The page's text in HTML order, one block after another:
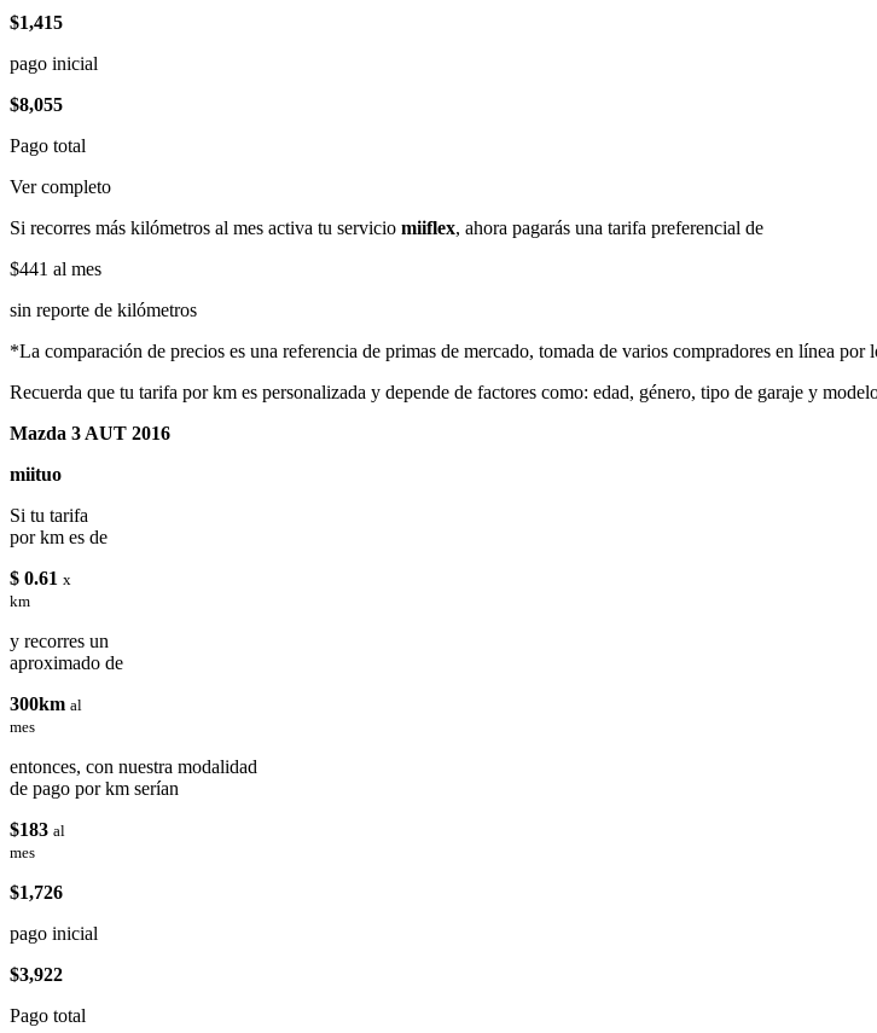
$1,415
pago inicial
$8,055
Pago total
Ver completo
Si recorres más kilómetros al mes activa tu servicio miiflex, ahora pagarás una tarifa preferencial de
$441 al mes
sin reporte de kilómetros
*La comparación de precios es una referencia de primas de mercado, tomada de varios compradores en línea por
Recuerda que tu tarifa por km es personalizada y depende de factores como: edad, género, tipo de garaje y
Mazda 3 AUT 2016
miituo
Si tu tarifa
por km es de
$ 0.61 x
km
y recorres un
aproximado de
300km al
mes
entonces, con nuestra modalidad
de pago por km serían
$183 al
mes
$1,726
pago inicial
$3,922
Pago total